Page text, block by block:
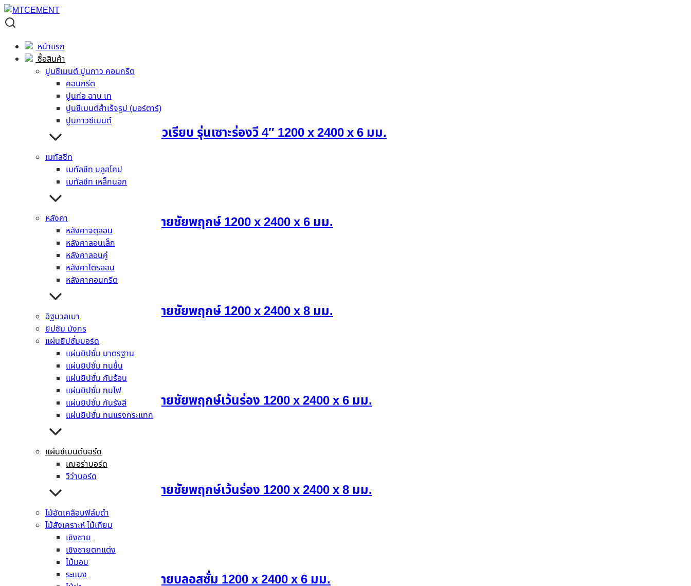
หน้าแรก
ซื้อสินค้า
ปูนซีเมนต์ ปูนกาว คอนกรีต
คอนกรีต
ปูนก่อ ฉาบ เท
ปูนซีเมนต์สำเร็จรูป (มอร์ตาร์)
ปูนกาวซีเมนต์
เมทัลชีท
เมทัลชีท บลูสโคป
เมทัลชีท เหล็กนอก
หลังคา
หลังคาจตุลอน
หลังคาลอนเล็ก
หลังคาลอนคู่
หลังคาไตรลอน
หลังคาคอนกรีต
อิฐมวลเบา
ยิปซัม มังกร
แผ่นยิปซั่มบอร์ด
แผ่นยิปซั่ม มาตรฐาน
แผ่นยิปซั่ม ทนชื้น
แผ่นยิปซั่ม กันร้อน
แผ่นยิปซั่ม ทนไฟ
แผ่นยิปซั่ม กันรังสี
แผ่นยิปซั่ม ทนแรงกระแทก
แผ่นซีเมนต์บอร์ด
เฌอร่าบอร์ด
วีว่าบอร์ด
ไม้อัดเคลือบฟิล์มดำ
ไม้สังเคราะห์ ไม้เทียม
เชิงชาย
เชิงชายตกแต่ง
ไม้มอบ
ระแนง
เฌอร่าบอร์ด
เฌอร่าบอร์ด
Showing 1–12 of 40 results
แผ่นผนังตกแต่งเฌอร่า ผิวเรียบ รุ่นเซาะร่องวี 4″ 1200 x 2400 x 6 มม.
อ่านเพิ่ม
แผ่นผนังตกแต่งเฌอร่า ลายชัยพฤกษ์ 1200 x 2400 x 6 มม.
แผ่นผนังตกแต่งเฌอร่า ลายชัยพฤกษ์ 1200 x 2400 x 8 มม.
อ่านเพิ่ม
แผ่นผนังตกแต่งเฌอร่า ลายชัยพฤกษ์เว้นร่อง 1200 x 2400 x 6 มม.
อ่านเพิ่ม
แผ่นผนังตกแต่งเฌอร่า ลายชัยพฤกษ์เว้นร่อง 1200 x 2400 x 8 มม.
อ่านเพิ่ม
แผ่นผนังตกแต่งเฌอร่า ลายบลอสซั่ม 1200 x 2400 x 6 มม.